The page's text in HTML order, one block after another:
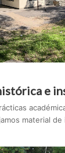
e
material